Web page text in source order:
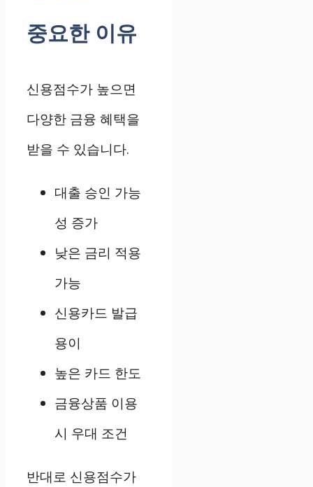
중요한 이유
신용점수가 높으면
다양한 금융 혜택을
받을 수 있습니다.
대출 승인 가능
성 증가
낮은 금리 적용
가능
신용카드 발급
용이
높은 카드 한도
금융상품 이용
시 우대 조건
반대로 신용점수가